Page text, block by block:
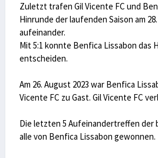
Zuletzt trafen Gil Vicente FC und
Hinrunde der laufenden Saison am
aufeinander.
Mit 5:1 konnte Benfica Lissabon das
entscheiden.
Am 26. August 2023 war Benfica
Vicente FC zu Gast. Gil Vicente FC
Die letzten 5 Aufeinandertreffen der
alle von Benfica Lissabon gewonnen.